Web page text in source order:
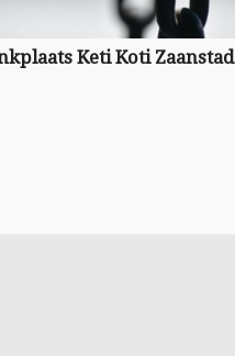
Keti Koti Zaanstad